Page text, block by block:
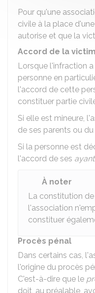
Pour qu'une
civile à la place
autorise et que la
Accord de la
Lorsque l'infraction
personne en
l'accord de cette
constituer partie
Si elle est mineure,
de ses parents ou du
Si la personne est
l'accord de ses
À noter
La constitution
l'association
constituer
Procès pénal
Dans certains cas,
l'origine du procès
C'est-à-dire que le
doit, au préalable,